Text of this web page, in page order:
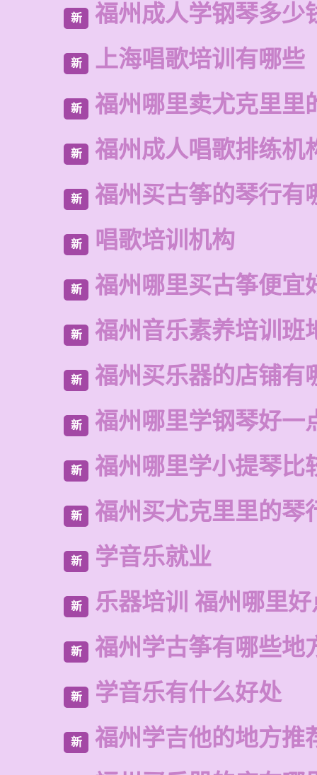
新 福州成人学钢琴多少
新 上海唱歌培训有哪些
新 福州哪里卖尤克里里
新 福州成人唱歌排练机
新 福州买古筝的琴行有
新 唱歌培训机构
新 福州哪里买古筝便宜
新 福州音乐素养培训班
新 福州买乐器的店铺有
新 福州哪里学钢琴好一
新 福州哪里学小提琴比
新 福州买尤克里里的琴
新 学音乐就业
新 乐器培训 福州哪里
新 福州学古筝有哪些地
新 学音乐有什么好处
新
福州学吉他的地方推